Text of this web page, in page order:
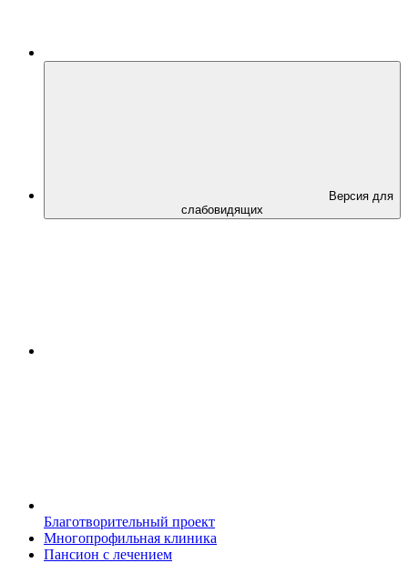
Версия для
слабовидящих
Благотворительный проект
Многопрофильная клиника
Пансион с лечением